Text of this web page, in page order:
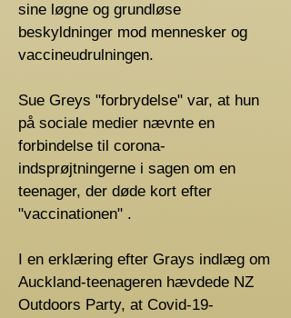
sine løgne og grundløse
beskyldninger mod mennesker og
vaccineudrulningen.
Sue Greys "forbrydelse" var, at hun
på sociale medier nævnte en
forbindelse til corona-
indsprøjtningerne i sagen om en
teenager, der døde kort efter
"vaccinationen" .
I en erklæring efter Grays indlæg om
Auckland-teenageren hævdede NZ
Outdoors Party, at Covid-19-